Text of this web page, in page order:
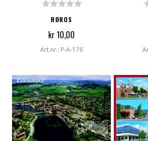
RØROS
kr 10,00
Art.nr.: P-A-176